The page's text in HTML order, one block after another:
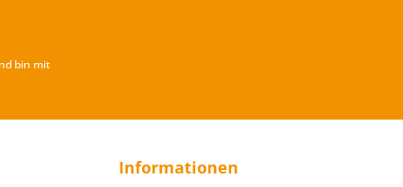
bin mit
Informationen